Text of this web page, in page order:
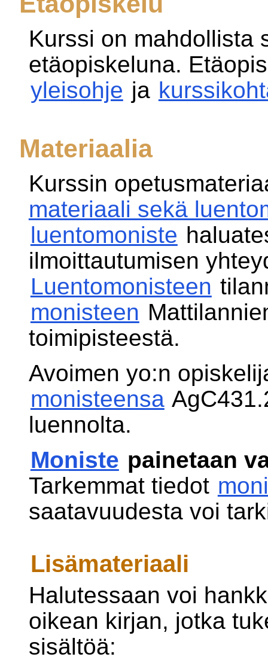
Kurssi on mahdollista
etäopiskeluna.
yleisohje ja
Materiaalia
Kurssin
materiaali sekä
luentomoniste
ilmoittautumisen
Luentomonisteen
monisteen
toimipisteestä.
Avoimen yo:n
monisteensa
luennolta.
Moniste painetaan
Tarkemmat tiedot
saatavuudesta voi
Lisämateriaali
Halutessaan voi
oikean kirjan, jotka
sisältöä: